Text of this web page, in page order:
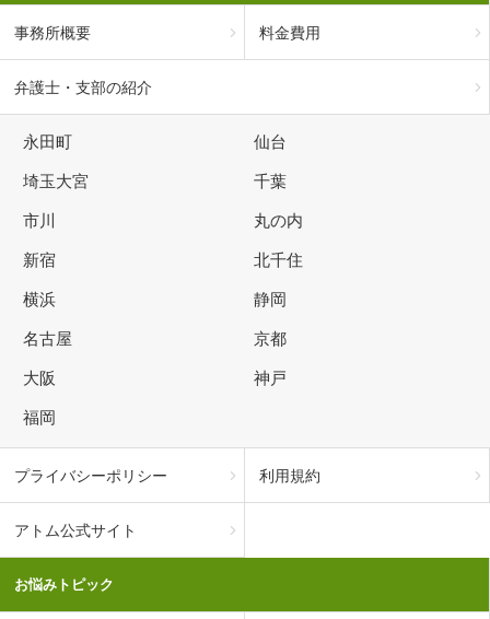
事務所概要 料金費用
弁護士・支部の紹介
永田町 仙台
埼玉大宮 千葉
市川 丸の内
新宿 北千住
横浜 静岡
名古屋 京都
大阪 神戸
福岡
プライバシーポリシー 利用規約
アトム公式サイト
お悩みトピック